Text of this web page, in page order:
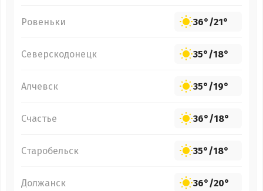
Ровеньки 36°/21°
Северскодонецк 35°/18°
Алчевск 35°/19°
Счастье 36°/18°
Старобельск 35°/18°
Должанск 36°/20°